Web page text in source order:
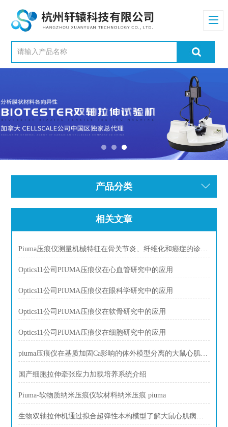
产品分类
相关文章
Piuma压痕仪测量机械特征在骨关节炎、纤维化和癌症的诊断中发挥作用。
Optics11公司PIUMA压痕仪在心血管研究中的应用
Optics11公司PIUMA压痕仪在眼科学研究中的应用
Optics11公司PIUMA压痕仪在软骨研究中的应用
Optics11公司PIUMA压痕仪在细胞研究中的应用
piuma压痕仪在基质加固Ca影响的体外模型分离的大鼠心肌细胞肌脂肪
国产细胞拉伸牵张应力加载培养系统介绍
Piuma-软物质纳米压痕仪软材料纳米压痕 piuma
生物双轴拉伸机通过拟合超弹性本构模型了解大鼠心肌病的区域力学